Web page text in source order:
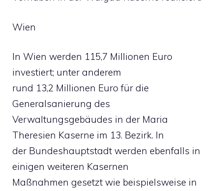
Wien
In Wien werden 115,7 Millionen Euro
investiert; unter anderem
rund 13,2 Millionen Euro für die
Generalsanierung des
Verwaltungsgebäudes in der Maria
Theresien Kaserne im 13. Bezirk. In
der Bundeshauptstadt werden ebenfalls in
einigen weiteren Kasernen
Maßnahmen gesetzt wie beispielsweise in